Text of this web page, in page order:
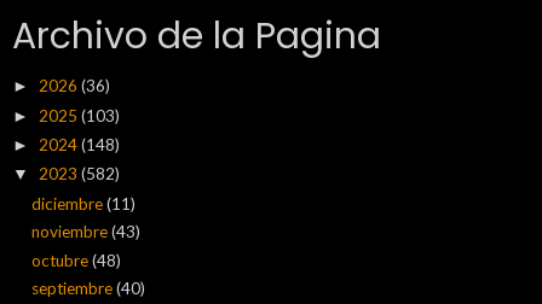
Archivo de la Pagina
► 2026 (36)
► 2025 (103)
► 2024(148)
▼ 2023 (582)
diciembre(11)
noviembre(43)
octubre(48)
septiembre(40)